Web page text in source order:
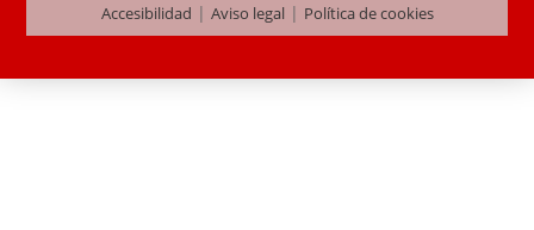
Accesibilidad | Aviso legal| Política de cookies